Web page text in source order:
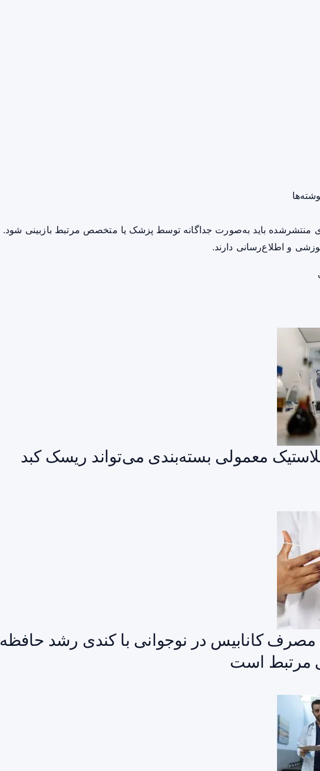
باید به‌صورت جداگانه توسط پزشک یا متخصص مرتبط بازبینی شود.
و اطلاع‌رسانی دارند.
معمولی بسته‌بندی می‌تواند ریسک کبد
کانابیس در نوجوانی با کندی رشد حافظه
مرتبط است